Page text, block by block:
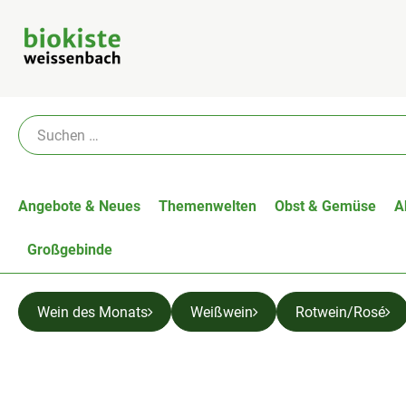
Angebote & Neues Themenwelten Obst & Gemüse
Großgebinde
Wein des Monats Weißwein Rotwein/Rosé